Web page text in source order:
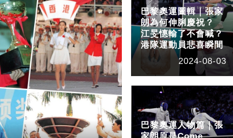
巴黎奧運圖輯｜張家
朗為何伸脷慶祝？
江旻憓輸了不會喊？
港隊運動員悲喜瞬間
2024-08-03
巴黎奧運人物篇｜張
家朗原是Come